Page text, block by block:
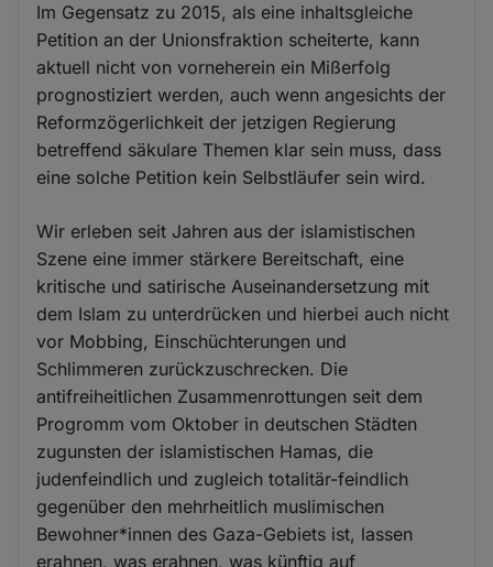
Im Gegensatz zu 2015, als eine inhaltsgleiche
Petition an der Unionsfraktion scheiterte, kann
aktuell nicht von vorneherein ein Mißerfolg
prognostiziert werden, auch wenn angesichts der
Reformzögerlichkeit der jetzigen Regierung
betreffend säkulare Themen klar sein muss, dass
eine solche Petition kein Selbstläufer sein wird.
Wir erleben seit Jahren aus der islamistischen
Szene eine immer stärkere Bereitschaft, eine
kritische und satirische Auseinandersetzung mit
dem Islam zu unterdrücken und hierbei auch nicht
vor Mobbing, Einschüchterungen und
Schlimmeren zurückzuschrecken. Die
antifreiheitlichen Zusammenrottungen seit dem
Progromm vom Oktober in deutschen Städten
zugunsten der islamistischen Hamas, die
judenfeindlich und zugleich totalitär-feindlich
gegenüber den mehrheitlich muslimischen
Bewohner*innen des Gaza-Gebiets ist, lassen
erahnen, was erahnen, was künftig auf